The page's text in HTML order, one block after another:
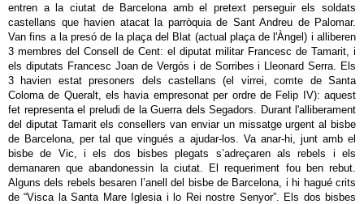
entren a la ciutat de Barcelona amb el pretext perseguir els soldats
castellans que havien atacat la parròquia de Sant Andreu de Palomar.
Van fins a la presó de la plaça del Blat (actual plaça de l'Àngel) i alliberen
3 membres del Consell de Cent: el diputat militar Francesc de Tamarit, i
els diputats Francesc Joan de Vergós i de Sorribes i Lleonard Serra. Els
3 havien estat presoners dels castellans (el virrei, comte de Santa
Coloma de Queralt, els havia empresonat per ordre de Felip IV): aquest
fet representa el preludi de la Guerra dels Segadors. Durant l'alliberament
del diputat Tamarit els consellers van enviar un missatge urgent al bisbe
de Barcelona, per tal que vingués a ajudar-los. Va anar-hi, junt amb el
bisbe de Vic, i els dos bisbes plegats s’adreçaren als rebels i els
demanaren que abandonessin la ciutat. El requeriment fou ben rebut.
Alguns dels rebels besaren l’anell del bisbe de Barcelona, i hi hagué crits
de “Visca la Santa Mare Iglesia i lo Rei nostre Senyor”. Els dos bisbes